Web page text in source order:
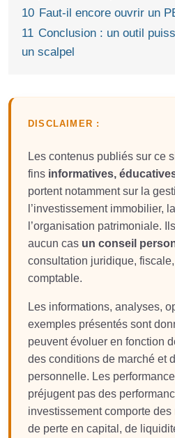
10 Faut-il encore ouvrir un
11 Conclusion : un outil
un scalpel
DISCLAIMER :
Les contenus publiés sur ce
fins informatives,
portent notamment sur la
l’investissement immobilier,
l’organisation patrimoniale.
aucun cas un conseil
consultation juridique,
comptable.
Les informations, analyses,
exemples présentés sont
peuvent évoluer en fonction
des conditions de marché et
personnelle. Les
préjugent pas des
investissement comporte des
de perte en capital, de